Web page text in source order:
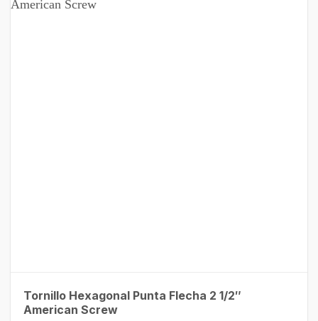
Tornillo Hexagonal Punta Flecha 2 1/2″
American Screw